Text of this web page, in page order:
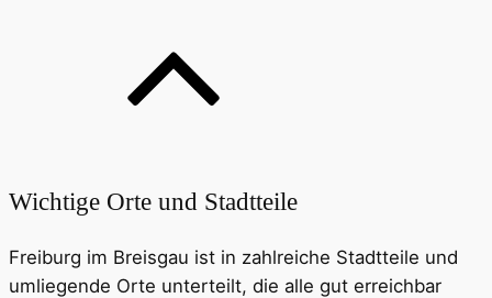
Wichtige Orte und Stadtteile
Freiburg im Breisgau ist in zahlreiche Stadtteile und
umliegende Orte unterteilt, die alle gut erreichbar